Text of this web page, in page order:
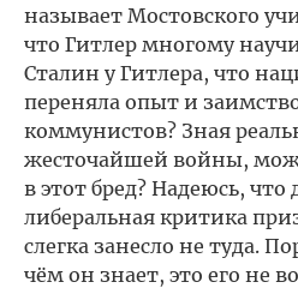
называет Мостовского
что Гитлер многому
Сталин у Гитлера, что
переняла опыт и
коммунистов? Зная
жесточайшей войны,
в этот бред? Надеюсь,
либеральная критика
слегка занесло не туда.
чём он знает, это его не